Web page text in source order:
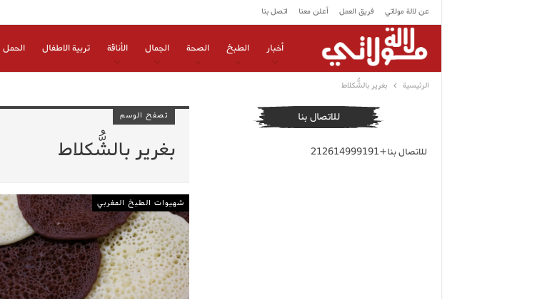
عن لالة مولاتي فريق العمل أعلن معنا اتصل بنا
أخبار الطبخ الصحة الجمال الأناقة تربية الاطفال الحمل
الرئيسية بغرير بالشُّكلاط
تصفح الوسم
بغرير بالشُّكلاط
شهيوات الطبخ المغربي
للاتصال بنا
للاتصال بنا+212614999191